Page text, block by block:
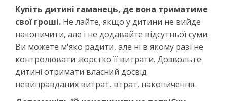
Купіть дитині гаманець, де вона триматиме
свої гроші. Не лайте, якщо у дитини не вийде
накопичити, але і не додавайте відсутньої суми.
Ви можете м'яко радити, але ні в якому разі не
контролювати жорстко її витрати. Дозвольте
дитині отримати власний досвід
невиправданих витрат, втрат, накопичення.